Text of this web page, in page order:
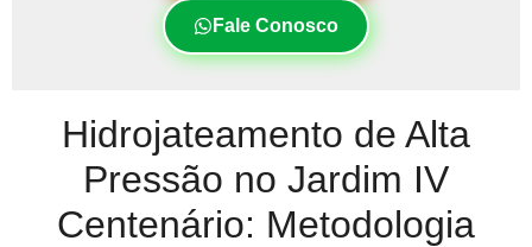
Fale Conosco
Hidrojateamento de Alta
Pressão no Jardim IV
Centenário: Metodologia